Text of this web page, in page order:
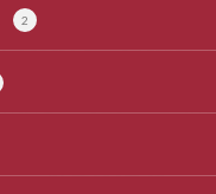
2